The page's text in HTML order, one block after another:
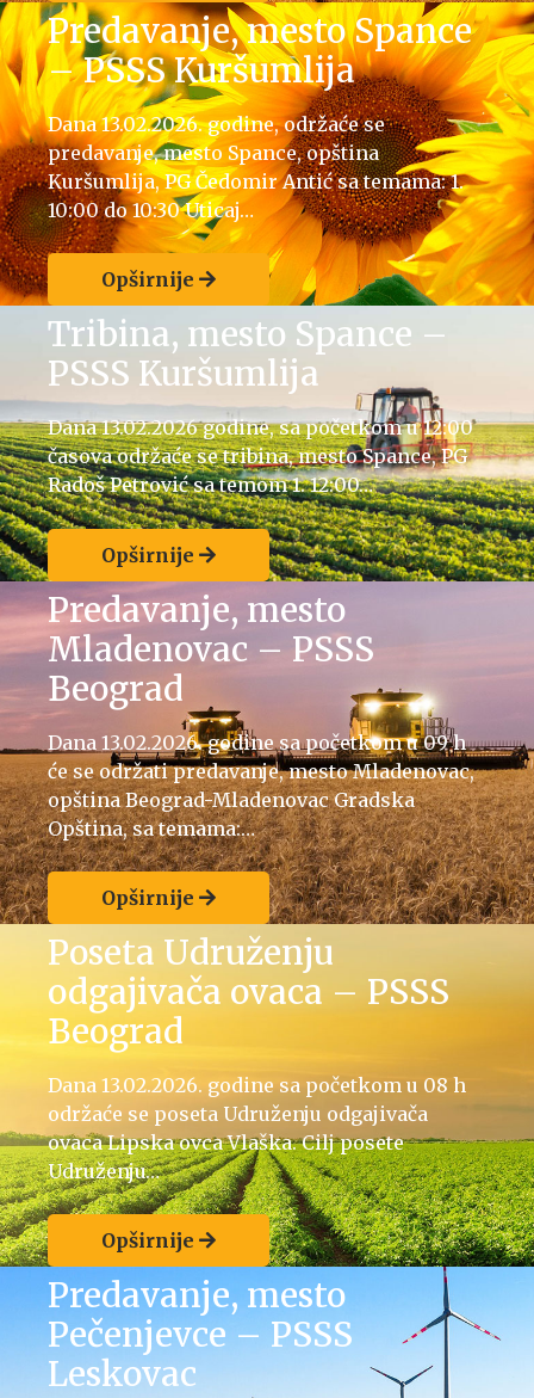
Predavanje, mesto Spance
– PSSS Kuršumlija
Dana 13.02.2026. godine, održaće se
predavanje, mesto Spance, opština
Kuršumlija, PG Čedomir Antić sa temama: 1.
10:00 do 10:30 Uticaj…
Opširnije
Tribina, mesto Spance –
PSSS Kuršumlija
Dana 13.02.2026 godine, sa početkom u 12:00
časova održaće se tribina, mesto Spance, PG
Radoš Petrović sa temom 1. 12:00…
Opširnije
Predavanje, mesto
Mladenovac – PSSS
Beograd
Dana 13.02.2026. godine sa početkom u 09 h
će se održati predavanje, mesto Mladenovac,
opština Beograd-Mladenovac Gradska
Opština, sa temama:…
Opširnije
Poseta Udruženju
odgajivača ovaca – PSSS
Beograd
Dana 13.02.2026. godine sa početkom u 08 h
održaće se poseta Udruženju odgajivača
ovaca Lipska ovca Vlaška. Cilj posete
Udruženju…
Opširnije
Predavanje, mesto
Pečenjevce – PSSS
Leskovac